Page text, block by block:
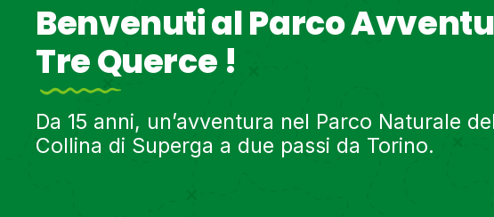
Benvenuti al Parco
Tre Querce !
Da 15 anni, un’avventura nel Parco Naturale
Collina di Superga a due passi da Torino.